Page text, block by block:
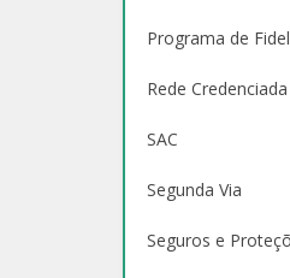
Programa de
Rede Credenciada
SAC
Segunda Via
Seguros e